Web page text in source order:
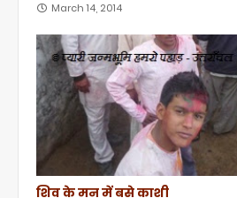
March 14, 2014
शिव के मन में बसे काशी